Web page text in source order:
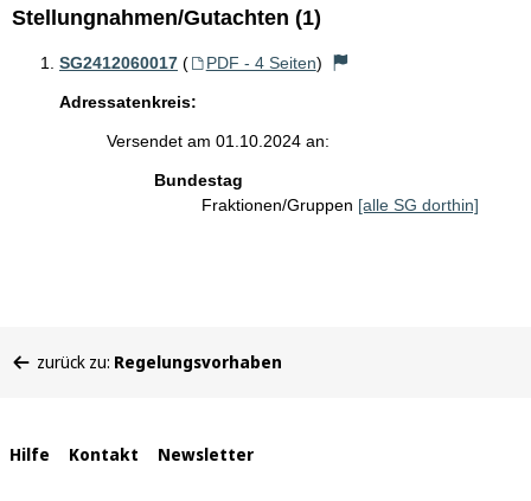
Stellungnahmen/Gutachten (1)
SG2412060017 ( PDF - 4 Seiten)
Adressatenkreis:
Versendet am 01.10.2024 an:
Bundestag
Fraktionen/Gruppen [alle SG dorthin]
befinden
zurück zu: Regelungsvorhaben
Interne
Hilfe Kontakt Newsletter